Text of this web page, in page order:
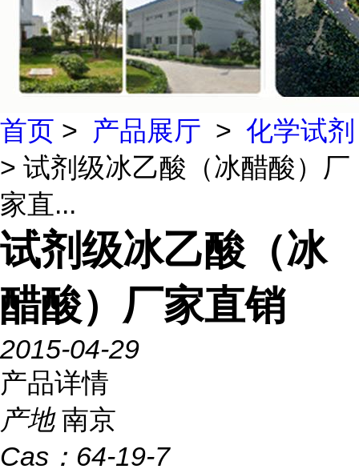
首页 > 产品展厅 > 化学试剂
> 试剂级冰乙酸（冰醋酸）厂
家直...
试剂级冰乙酸（冰
醋酸）厂家直销
2015-04-29
产品详情
产地 南京
Cas： 64-19-7